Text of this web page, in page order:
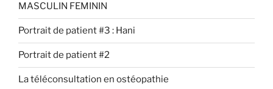
MASCULIN FEMININ
Portrait de patient #3 : Hani
Portrait de patient #2
La téléconsultation en ostéopathie